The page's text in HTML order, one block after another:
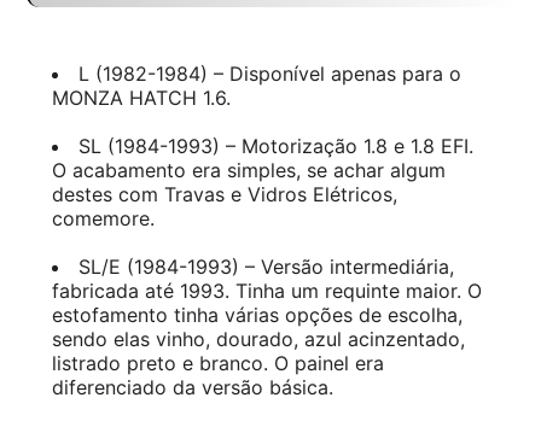
L (1982-1984) – Disponível apenas para o
MONZA HATCH 1.6.
SL (1984-1993) – Motorização 1.8 e 1.8 EFI.
O acabamento era simples, se achar algum
destes com Travas e Vidros Elétricos,
comemore.
SL/E (1984-1993) – Versão intermediária,
fabricada até 1993. Tinha um requinte maior. O
estofamento tinha várias opções de escolha,
sendo elas vinho, dourado, azul acinzentado,
listrado preto e branco. O painel era
diferenciado da versão básica.